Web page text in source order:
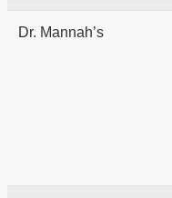
Dr. Mannah’s